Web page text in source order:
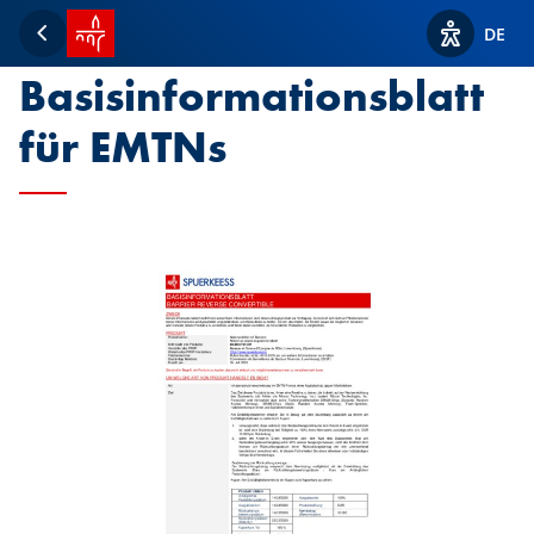
Zurück
Startseite SPUERKEESS
Optionen
DE
PRIIPs
Basisinformationsblatt
für EMTNs